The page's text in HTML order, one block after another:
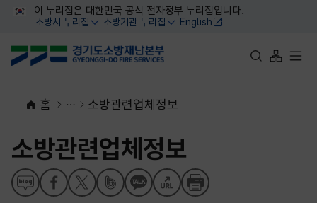
대메뉴 바로가기
본문 바로가기
이 누리집은 대한민국 공식 전자정부 누리집입니다.
소방서 누리집
열기
소방기관 누리집
열기
English
통합검색 바로가
사이트맵
전체
홈 소방관련업체정보
소방관련업체정보